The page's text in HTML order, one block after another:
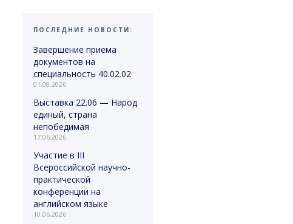
ПОСЛЕДНИЕ НОВОСТИ:
Завершение приема
документов на
специальность 40.02.02
01.08.2026
Выставка 22.06 — Народ
единый, страна
непобедимая
17.06.2026
Участие в III
Всероссийской научно-
практической
конференции на
английском языке
10.06.2026